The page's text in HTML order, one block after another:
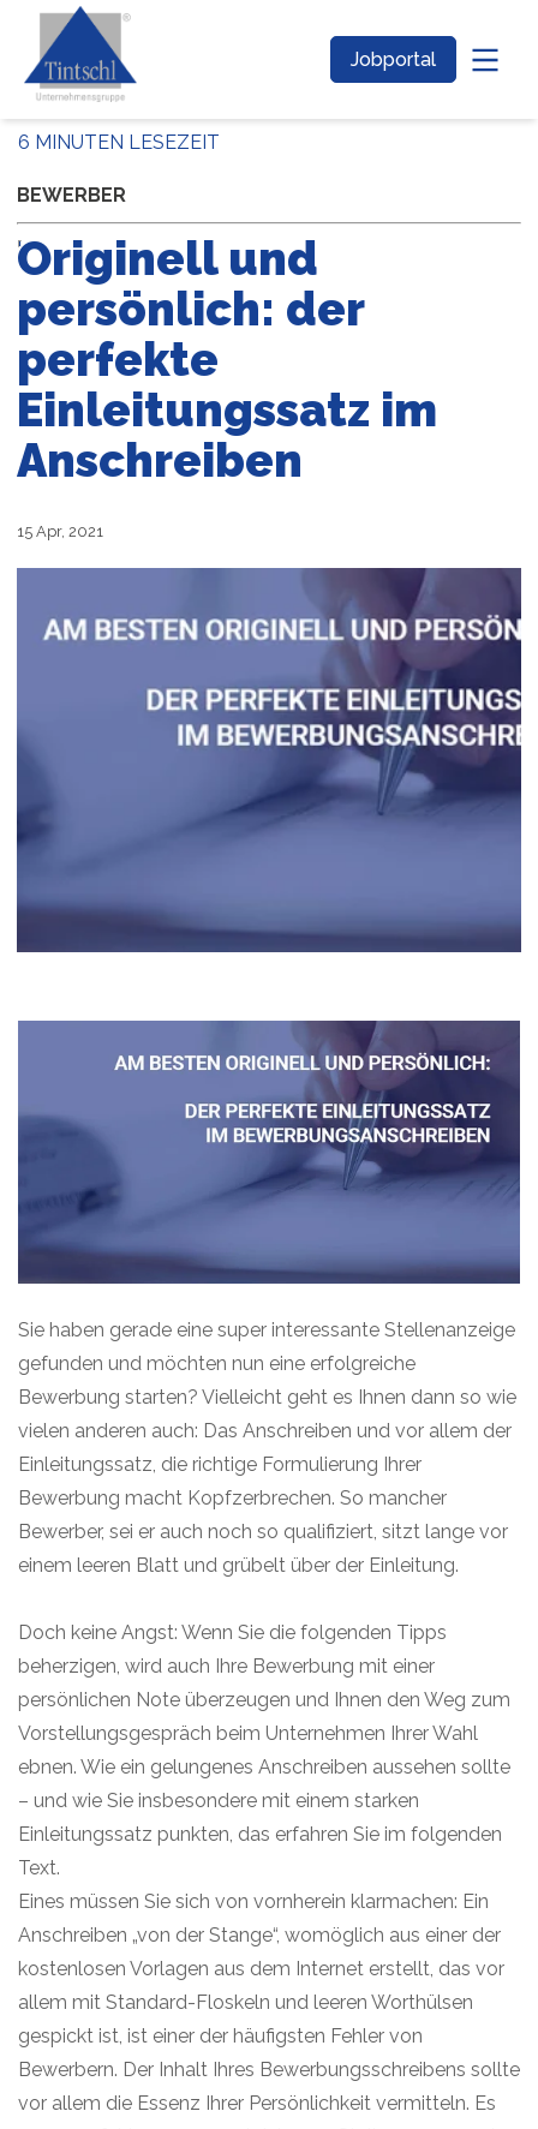
Jobportal
6 MINUTEN LESEZEIT
BEWERBER
Originell und
persönlich: der
perfekte
Einleitungssatz im
Anschreiben
15 Apr, 2021
Sie haben gerade eine super interessante Stellenanzeige
gefunden und möchten nun eine erfolgreiche
Bewerbung starten? Vielleicht geht es Ihnen dann so wie
vielen anderen auch: Das Anschreiben und vor allem der
Einleitungssatz, die richtige Formulierung Ihrer
Bewerbung macht Kopfzerbrechen. So mancher
Bewerber, sei er auch noch so qualifiziert, sitzt lange vor
einem leeren Blatt und grübelt über der Einleitung.
Doch keine Angst: Wenn Sie die folgenden Tipps
beherzigen, wird auch Ihre Bewerbung mit einer
persönlichen Note überzeugen und Ihnen den Weg zum
Vorstellungsgespräch beim Unternehmen Ihrer Wahl
ebnen. Wie ein gelungenes Anschreiben aussehen sollte
– und wie Sie insbesondere mit einem starken
Einleitungssatz punkten, das erfahren Sie im folgenden
Text.
Eines müssen Sie sich von vornherein klarmachen: Ein
Anschreiben „von der Stange“, womöglich aus einer der
kostenlosen Vorlagen aus dem Internet erstellt, das vor
allem mit Standard-Floskeln und leeren Worthülsen
gespickt ist, ist einer der häufigsten Fehler von
Bewerbern. Der Inhalt Ihres Bewerbungsschreibens sollte
vor allem die Essenz Ihrer Persönlichkeit vermitteln. Es